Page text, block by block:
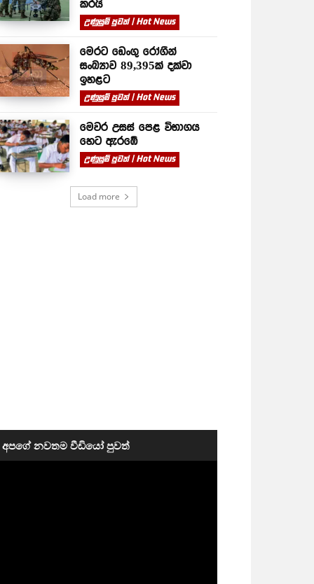
කරයි
උණුසුම් පුවත් | Hot News
මෙරට ඩෙංගු රෝගීන්
සංඛ්‍යාව 89,395ක් දක්වා
ඉහළට
උණුසුම් පුවත් | Hot News
මෙවර උසස් පෙළ විභාගය
හෙට ඇරඹේ
උණුසුම් පුවත් | Hot News
Load more
අපගේ නවතම වීඩියෝ පුවත්